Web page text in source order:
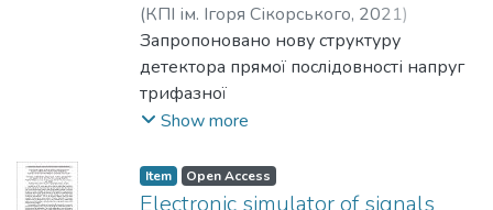
(КПІ ім. Ігоря Сікорського, 2021)
Артеменко, М. Ю.;Батрак, Л. М.;
Кутафін, Ю. В.
Запропоновано нову структуру
детектора прямої послідовності напруг
трифазної
мережі для керування паралельним
координат методу двох
ватметрів, що відрізняється простотою
Show more
Item Open Access
Electronic simulator of signals